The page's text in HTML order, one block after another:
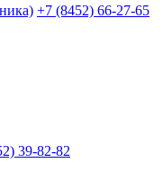
+7 (8452) 66-27-65
39-82-82